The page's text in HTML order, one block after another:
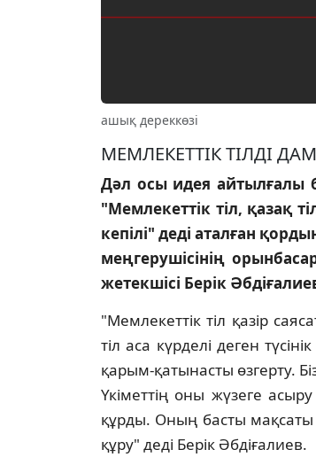
ашық дереккөзі
МЕМЛЕКЕТТIК ТIЛДI
Дәл осы идея айтылғалы
"Мемлекеттiк тiл, қазақ
кепiлi" дедi аталған
меңгерушiсiнiң
жетекшiсi Берiк
"Мемлекеттiк тiл қазiр
тiл аса күрделi деген
қарым-қатынасты өзгерту.
Үкiметтiң оны жүзеге
құрды. Оның басты
құру" дедi Берiк Әбдiғалиев.